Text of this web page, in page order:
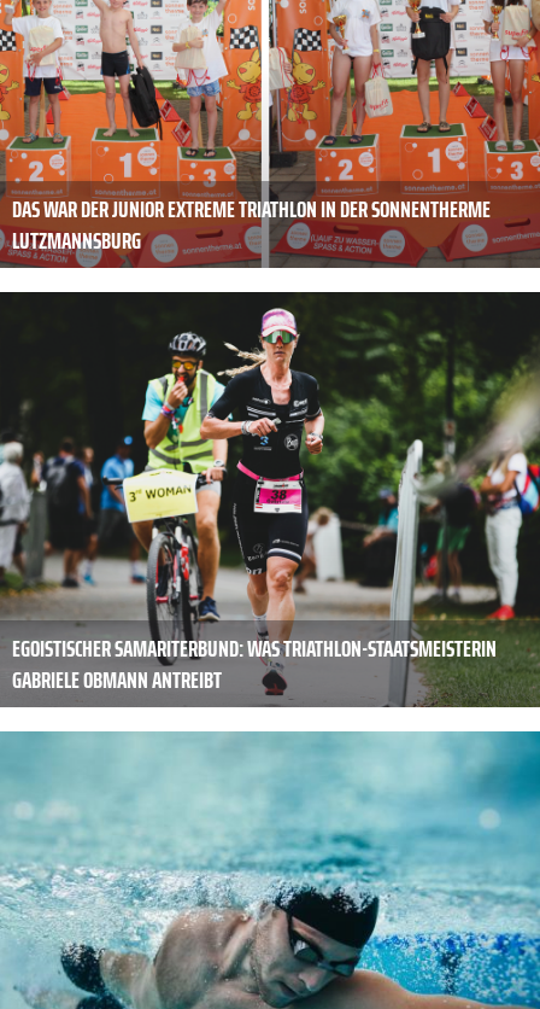
DAS WAR DER JUNIOR EXTREME TRIATHLON IN DER SONNENTHERME
LUTZMANNSBURG
EGOISTISCHER SAMARITERBUND: WAS TRIATHLON-STAATSMEISTERIN
GABRIELE OBMANN ANTREIBT